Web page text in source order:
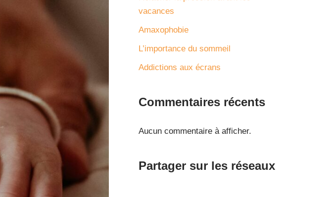
vacances
Amaxophobie
L’importance du sommeil
Addictions aux écrans
Commentaires récents
Aucun commentaire à afficher.
Partager sur les réseaux